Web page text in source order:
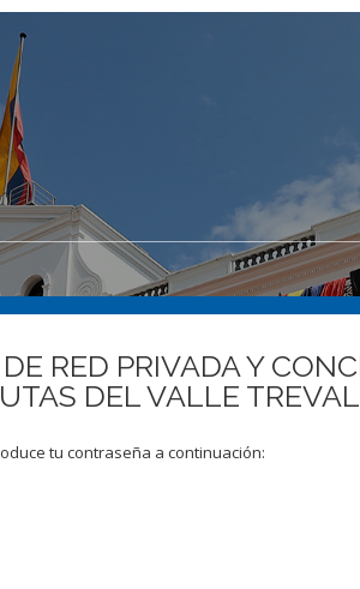
RED PRIVADA Y
DEL VALLE
tu contraseña a continuación: